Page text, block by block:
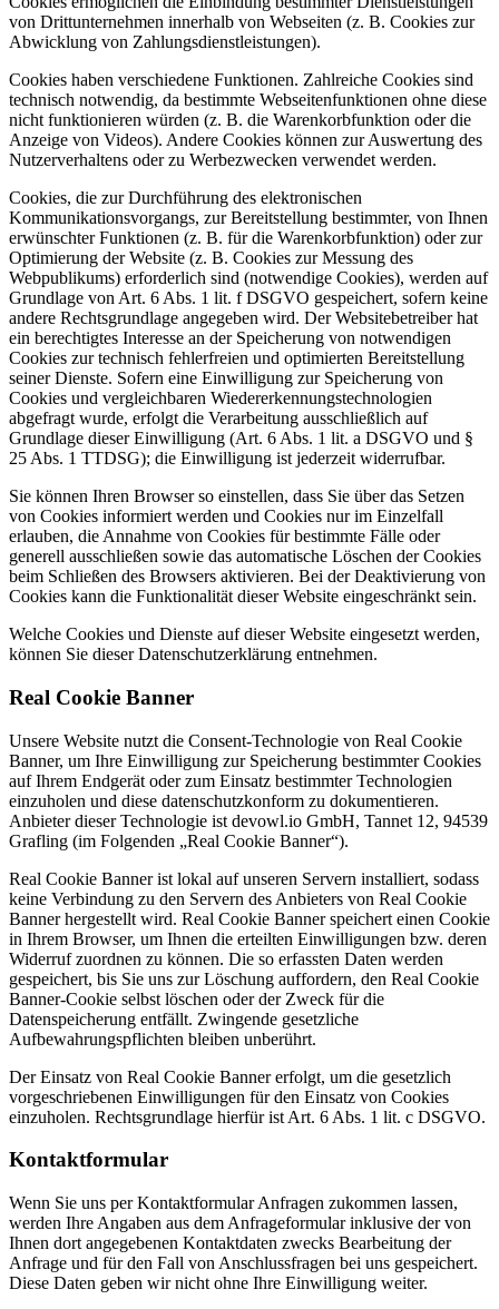
von Drittunternehmen innerhalb von Webseiten (z. B. Cookies zur
Abwicklung von Zahlungsdienstleistungen).
Cookies haben verschiedene Funktionen. Zahlreiche Cookies sind
technisch notwendig, da bestimmte Webseitenfunktionen ohne diese
nicht funktionieren würden (z. B. die Warenkorbfunktion oder die
Anzeige von Videos). Andere Cookies können zur Auswertung des
Nutzerverhaltens oder zu Werbezwecken verwendet werden.
Cookies, die zur Durchführung des elektronischen
Kommunikationsvorgangs, zur Bereitstellung bestimmter, von Ihnen
erwünschter Funktionen (z. B. für die Warenkorbfunktion) oder zur
Optimierung der Website (z. B. Cookies zur Messung des
Webpublikums) erforderlich sind (notwendige Cookies), werden auf
Grundlage von Art. 6 Abs. 1 lit. f DSGVO gespeichert, sofern keine
andere Rechtsgrundlage angegeben wird. Der Websitebetreiber hat
ein berechtigtes Interesse an der Speicherung von notwendigen
Cookies zur technisch fehlerfreien und optimierten Bereitstellung
seiner Dienste. Sofern eine Einwilligung zur Speicherung von
Cookies und vergleichbaren Wiedererkennungstechnologien
abgefragt wurde, erfolgt die Verarbeitung ausschließlich auf
Grundlage dieser Einwilligung (Art. 6 Abs. 1 lit. a DSGVO und §
25 Abs. 1 TTDSG); die Einwilligung ist jederzeit widerrufbar.
Sie können Ihren Browser so einstellen, dass Sie über das Setzen
von Cookies informiert werden und Cookies nur im Einzelfall
erlauben, die Annahme von Cookies für bestimmte Fälle oder
generell ausschließen sowie das automatische Löschen der Cookies
beim Schließen des Browsers aktivieren. Bei der Deaktivierung von
Cookies kann die Funktionalität dieser Website eingeschränkt sein.
Welche Cookies und Dienste auf dieser Website eingesetzt werden,
können Sie dieser Datenschutzerklärung entnehmen.
Real Cookie Banner
Unsere Website nutzt die Consent-Technologie von Real Cookie
Banner, um Ihre Einwilligung zur Speicherung bestimmter Cookies
auf Ihrem Endgerät oder zum Einsatz bestimmter Technologien
einzuholen und diese datenschutzkonform zu dokumentieren.
Anbieter dieser Technologie ist devowl.io GmbH, Tannet 12, 94539
Grafling (im Folgenden „Real Cookie Banner“).
Real Cookie Banner ist lokal auf unseren Servern installiert, sodass
keine Verbindung zu den Servern des Anbieters von Real Cookie
Banner hergestellt wird. Real Cookie Banner speichert einen Cookie
in Ihrem Browser, um Ihnen die erteilten Einwilligungen bzw. deren
Widerruf zuordnen zu können. Die so erfassten Daten werden
gespeichert, bis Sie uns zur Löschung auffordern, den Real Cookie
Banner-Cookie selbst löschen oder der Zweck für die
Datenspeicherung entfällt. Zwingende gesetzliche
Aufbewahrungspflichten bleiben unberührt.
Der Einsatz von Real Cookie Banner erfolgt, um die gesetzlich
vorgeschriebenen Einwilligungen für den Einsatz von Cookies
einzuholen. Rechtsgrundlage hierfür ist Art. 6 Abs. 1 lit. c DSGVO.
Kontaktformular
Wenn Sie uns per Kontaktformular Anfragen zukommen lassen,
werden Ihre Angaben aus dem Anfrageformular inklusive der von
Ihnen dort angegebenen Kontaktdaten zwecks Bearbeitung der
Anfrage und für den Fall von Anschlussfragen bei uns gespeichert.
Diese Daten geben wir nicht ohne Ihre Einwilligung weiter.